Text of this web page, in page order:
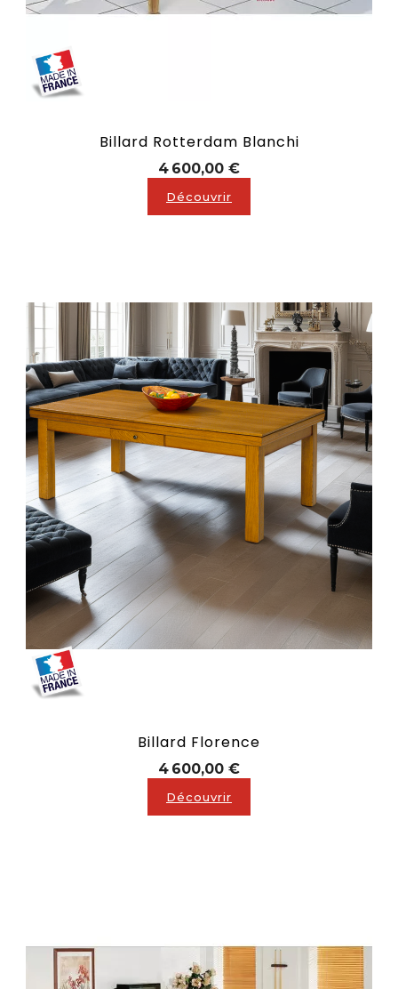
Billard Rotterdam Blanchi
4 600,00 €Prix
Découvrir
Billard Florence
4 600,00 €Prix
Découvrir